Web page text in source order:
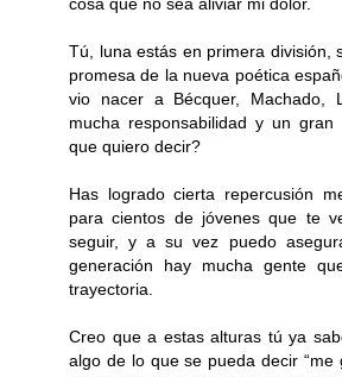
Tú, luna estás en primera división,
promesa de la nueva poética
vio nacer a Bécquer, Machado,
mucha responsabilidad y un
que quiero decir?
Has logrado cierta repercusión
para cientos de jóvenes que te
seguir, y a su vez puedo
generación hay mucha gente
trayectoria.
Creo que a estas alturas tú ya
algo de lo que se pueda decir “me